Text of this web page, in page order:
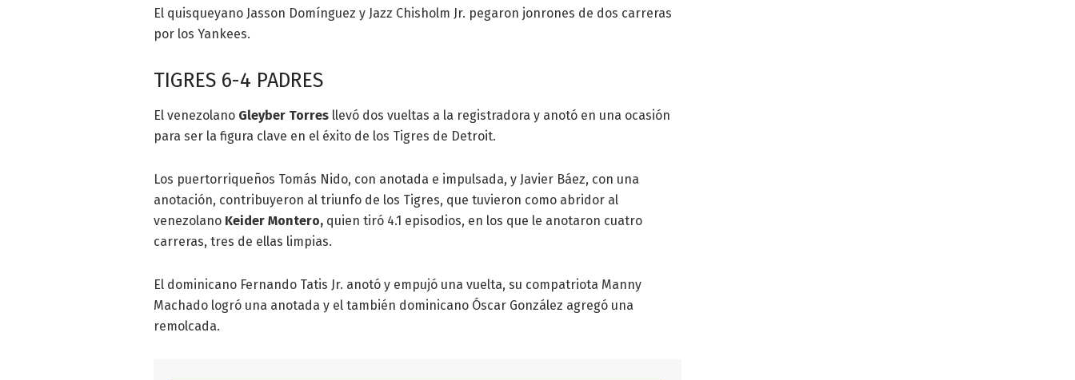
El quisqueyano Jasson Domínguez y Jazz Chisholm Jr. pegaron jonrones de dos carreras
por los Yankees.
TIGRES 6-4 PADRES
El venezolano Gleyber Torres llevó dos vueltas a la registradora y anotó en una ocasión
para ser la figura clave en el éxito de los Tigres de Detroit.
Los puertorriqueños Tomás Nido, con anotada e impulsada, y Javier Báez, con una
anotación, contribuyeron al triunfo de los Tigres, que tuvieron como abridor al
venezolano Keider Montero, quien tiró 4.1 episodios, en los que le anotaron cuatro
carreras, tres de ellas limpias.
El dominicano Fernando Tatis Jr. anotó y empujó una vuelta, su compatriota Manny
Machado logró una anotada y el también dominicano Óscar González agregó una
remolcada.